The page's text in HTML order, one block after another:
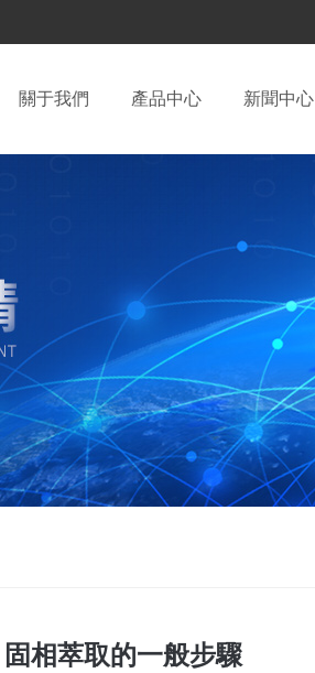
關于我們 產品中心 新聞中心
固相萃取的一般步驟